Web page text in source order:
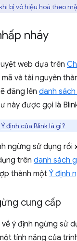
bị vô hiệu hoá theo
nháy
web dựa trên
và tài nguyên
đăng lên danh
này được gọi là
Ý định của Blink là gì?
ngừng sử dụng rồi
trên danh sách
thành mộtÝ định
cung cấp
ý định ngừng sử
tính năng của